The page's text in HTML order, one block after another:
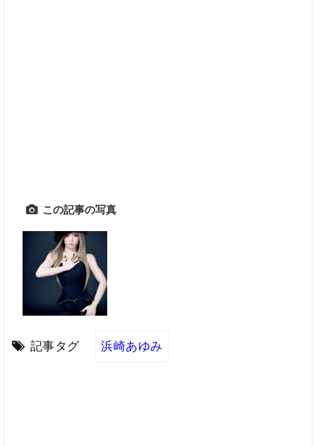
この記事の写真
記事タグ 浜崎あゆみ